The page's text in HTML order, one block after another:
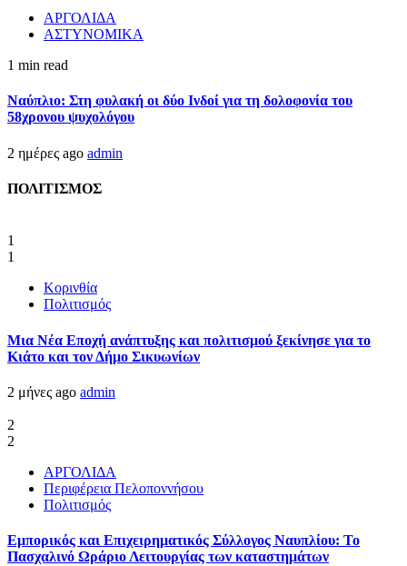
ΑΡΓΟΛΙΔΑ
ΑΣΤΥΝΟΜΙΚΑ
1 min read
Ναύπλιο: Στη φυλακή οι δύο Ινδοί για τη δολοφονία του
58χρονου ψυχολόγου
2 ημέρες ago admin
ΠΟΛΙΤΙΣΜΟΣ
1
1
Κορινθία
Πολιτισμός
Μια Νέα Εποχή ανάπτυξης και πολιτισμού ξεκίνησε για το
Κιάτο και τον Δήμο Σικυωνίων
2 μήνες ago admin
2
2
ΑΡΓΟΛΙΔΑ
Περιφέρεια Πελοποννήσου
Πολιτισμός
Εμπορικός και Επιχειρηματικός Σύλλογος Ναυπλίου: Το
Πασχαλινό Ωράριο Λειτουργίας των καταστημάτων